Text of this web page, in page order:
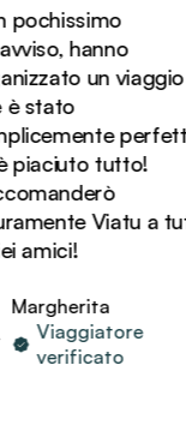
hanno
un viaggio
stato
perfetto.
tutto!
Viatu a tutti
amici!
Margherita
Viaggiatore
verificato